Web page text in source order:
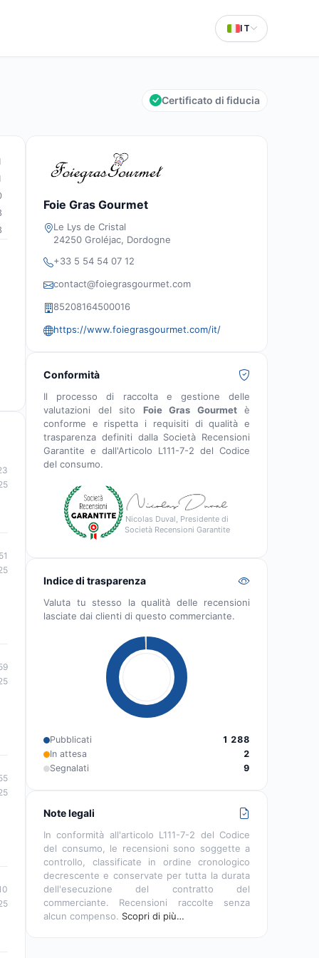
IT
Certificato di fiducia
Foie Gras Gourmet
Le Lys de Cristal
24250 Groléjac, Dordogne
+33 5 54 54 07 12
contact@foiegrasgourmet.com
85208164500016
https://www.foiegrasgourmet.com/it/
Conformità
Il processo di raccolta e gestione delle
valutazioni del sito Foie Gras Gourmetè
conforme e rispetta i requisiti di qualità e
trasparenza definiti dalla Società Recensioni
Garantite e dall'Articolo L111-7-2 del Codice
del consumo.
Nicolas Duval, Presidente di
Società Recensioni Garantite
Indice di trasparenza
Valuta tu stesso la qualità delle recensioni
lasciate dai clienti di questo commerciante.
Pubblicati
1 288
In attesa
2
Segnalati
9
Note legali
In conformità all'articolo L111-7-2 del Codice
del consumo, le recensioni sono soggette a
controllo, classificate in ordine cronologico
decrescente e conservate per tutta la durata
dell'esecuzione del contratto del
commerciante. Recensioni raccolte senza
alcun compenso. Scopri di più…